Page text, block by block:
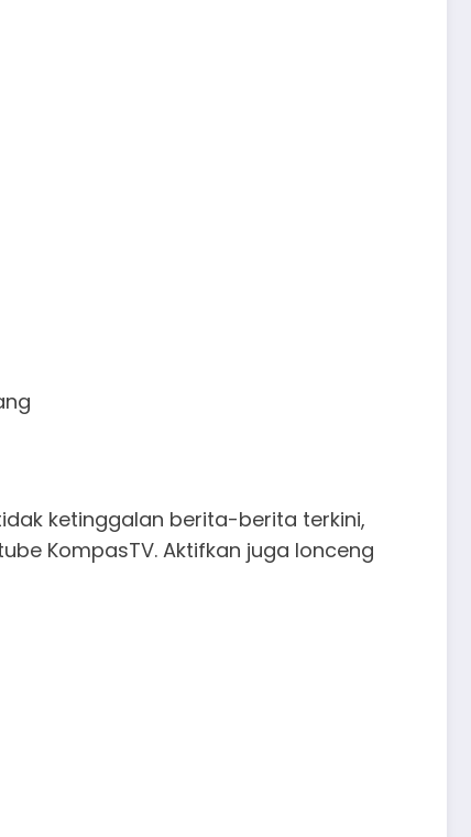
ketinggalan berita-berita terkini,
KompasTV. Aktifkan juga lonceng